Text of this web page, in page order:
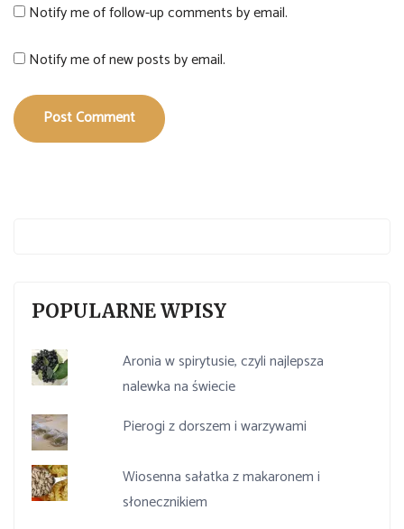
Notify me of follow-up comments by email.
Notify me of new posts by email.
Post Comment
POPULARNE WPISY
Aronia w spirytusie, czyli najlepsza
nalewka na świecie
Pierogi z dorszem i warzywami
Wiosenna sałatka z makaronem i
słonecznikiem